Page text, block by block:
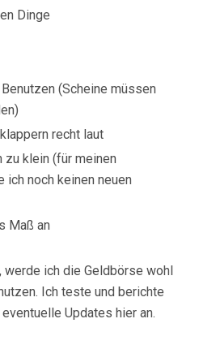
Dinge
(Scheine müssen
recht laut
klein (für meinen
ich noch keinen neuen
Maß an
werde ich die Geldbörse wohl
Ich teste und berichte
Updates hier an.